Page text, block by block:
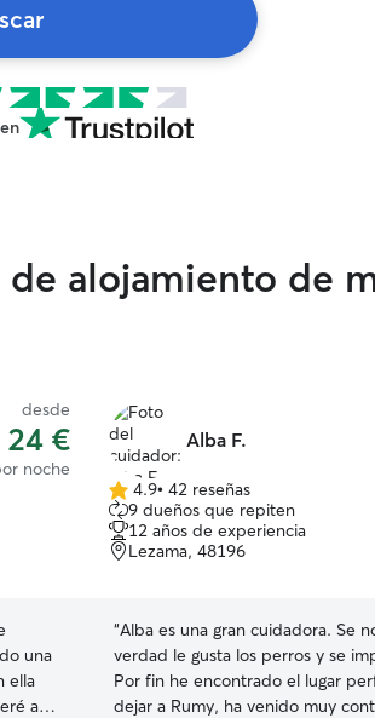
alojamiento de
desde
24 €
noche
una
ella
a
Alba F.
4.9
de
5
estrellas
4.9• 42 reseñas
9 dueños que repiten
12 años de experiencia
Lezama, 48196
“Alba es una gran cuidadora. Se
verdad le gusta los perros y se
Por fin he encontrado el lugar
dejar a Rumy, ha venido muy